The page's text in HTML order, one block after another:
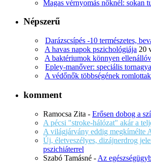
Magas vérnyomás nőknél: sokan
Népszerű
Darázscsípés -10 természetes,
A havas napok pszichológiája 20
A baktériumok könnyen
Epley-manőver: speciális
A védőnők többségének
komment
Ramocsa Zita - Erősen dobog a
A pécsi "stroke-hálózat" akár a
A világjárvány eddig megkímélte
Új, életveszélyes, dizájnerdrog
pszichiáterrel
Szabó Tamásné - Az